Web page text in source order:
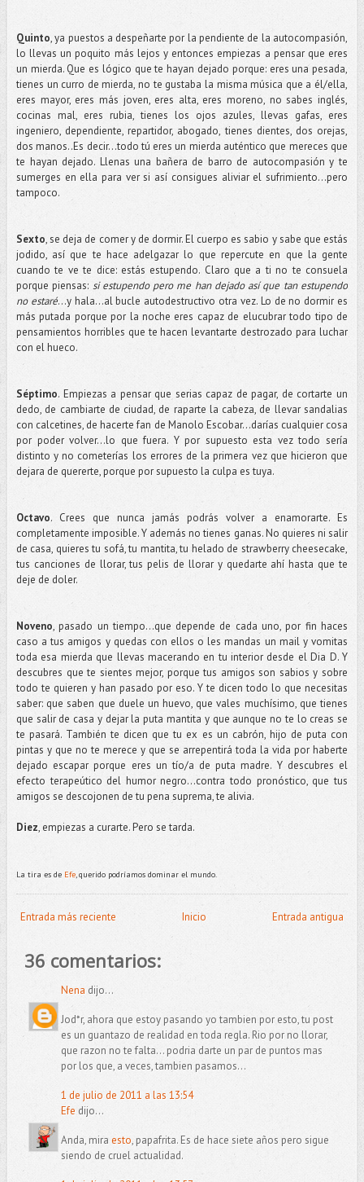
Quinto, ya puestos a despeñarte por la pendiente de la autocompasión,
lo llevas un poquito más lejos y entonces empiezas a pensar que eres
un mierda. Que es lógico que te hayan dejado porque: eres una pesada,
tienes un curro de mierda, no te gustaba la misma música que a él/ella,
eres mayor, eres más joven, eres alta, eres moreno, no sabes inglés,
cocinas mal, eres rubia, tienes los ojos azules, llevas gafas, eres
ingeniero, dependiente, repartidor, abogado, tienes dientes, dos orejas,
dos manos..Es decir...todo tú eres un mierda auténtico que mereces que
te hayan dejado. Llenas una bañera de barro de autocompasión y te
sumerges en ella para ver si así consigues aliviar el sufrimiento...pero
tampoco.
Sexto, se deja de comer y de dormir. El cuerpo es sabio y sabe que estás
jodido, así que te hace adelgazar lo que repercute en que la gente
cuando te ve te dice: estás estupendo. Claro que a ti no te consuela
porque piensas: si estupendo pero me han dejado así que tan estupendo
no estaré…y hala...al bucle autodestructivo otra vez. Lo de no dormir es
más putada porque por la noche eres capaz de elucubrar todo tipo de
pensamientos horribles que te hacen levantarte destrozado para luchar
con el hueco.
Séptimo. Empiezas a pensar que serias capaz de pagar, de cortarte un
dedo, de cambiarte de ciudad, de raparte la cabeza, de llevar sandalias
con calcetines, de hacerte fan de Manolo Escobar...darías cualquier cosa
por poder volver…lo que fuera. Y por supuesto esta vez todo sería
distinto y no cometerías los errores de la primera vez que hicieron que
dejara de quererte, porque por supuesto la culpa es tuya.
Octavo. Crees que nunca jamás podrás volver a enamorarte. Es
completamente imposible. Y además no tienes ganas. No quieres ni salir
de casa, quieres tu sofá, tu mantita, tu helado de strawberry cheesecake,
tus canciones de llorar, tus pelis de llorar y quedarte ahí hasta que te
deje de doler.
Noveno, pasado un tiempo...que depende de cada uno, por fin haces
caso a tus amigos y quedas con ellos o les mandas un mail y vomitas
toda esa mierda que llevas macerando en tu interior desde el Dia D. Y
descubres que te sientes mejor, porque tus amigos son sabios y sobre
todo te quieren y han pasado por eso. Y te dicen todo lo que necesitas
saber: que saben que duele un huevo, que vales muchísimo, que tienes
que salir de casa y dejar la puta mantita y que aunque no te lo creas se
te pasará. También te dicen que tu ex es un cabrón, hijo de puta con
pintas y que no te merece y que se arrepentirá toda la vida por haberte
dejado escapar porque eres un tío/a de puta madre. Y descubres el
efecto terapeútico del humor negro...contra todo pronóstico, que tus
amigos se descojonen de tu pena suprema, te alivia.
Diez, empiezas a curarte. Pero se tarda.
La tira es de Efe, querido podríamos dominar el mundo.
Entrada más reciente Entrada antigua
Inicio
36 comentarios:
Nena dijo...
Jod*r, ahora que estoy pasando yo tambien por esto, tu post
es un guantazo de realidad en toda regla. Rio por no llorar,
que razon no te falta... podria darte un par de puntos mas
por los que, a veces, tambien pasamos...
1 de julio de 2011 a las 13:54
Efe dijo...
Anda, mira esto, papafrita. Es de hace siete años pero sigue
siendo de cruel actualidad.